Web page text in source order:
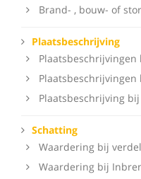
Brand- , bouw- of
Plaatsbeschrijving
Plaatsbeschrijving
Schatting
Waardering bij
Waardering bij